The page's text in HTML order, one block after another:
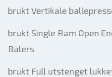
brukt Vertikale
brukt Single Ram Open
Balers
brukt Full utstenget